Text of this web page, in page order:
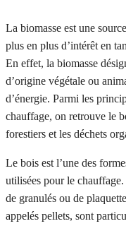
La biomasse est une
plus en plus d’intérêt en
En effet, la biomasse
d’origine végétale ou
d’énergie. Parmi les
chauffage, on retrouve le
forestiers et les déchets
Le bois est l’une des
utilisées pour le
de granulés ou de
appelés pellets, sont